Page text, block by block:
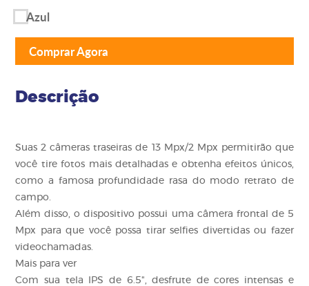
Azul
Comprar Agora
Descrição
Suas 2 câmeras traseiras de 13 Mpx/2 Mpx permitirão que
você tire fotos mais detalhadas e obtenha efeitos únicos,
como a famosa profundidade rasa do modo retrato de
campo.
Além disso, o dispositivo possui uma câmera frontal de 5
Mpx para que você possa tirar selfies divertidas ou fazer
videochamadas.
Mais para ver
Com sua tela IPS de 6.5", desfrute de cores intensas e